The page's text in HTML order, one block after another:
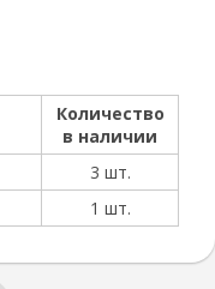
Количество
в наличии
3 шт.
1 шт.